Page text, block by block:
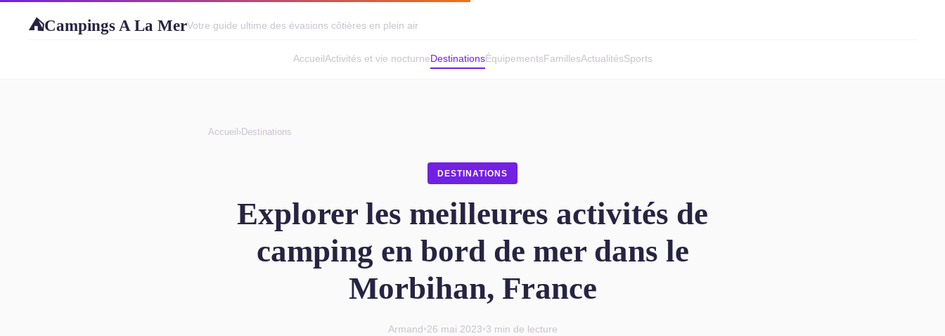
⛺Campings A La MerVotre guide ultime des évasions côtières en plein air
AccueilActivités et vie nocturneDestinationsÉquipementsFamillesActualitésSports
Accueil ›Destinations
DESTINATIONS
Explorer les meilleures activités de
camping en bord de mer dans le
Morbihan, France
Armand•26 mai 2023•3 min de lecture